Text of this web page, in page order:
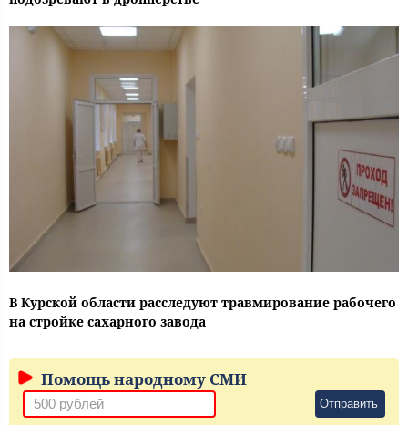
В Курской области расследуют травмирование рабочего
на стройке сахарного завода
Помощь народному СМИ
Отправить